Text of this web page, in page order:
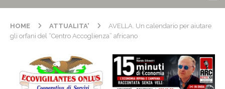
HOME ATTUALITA'
AVELLA. Un calendario per aiutare
gli orfani del “Centro Accoglienza” africano